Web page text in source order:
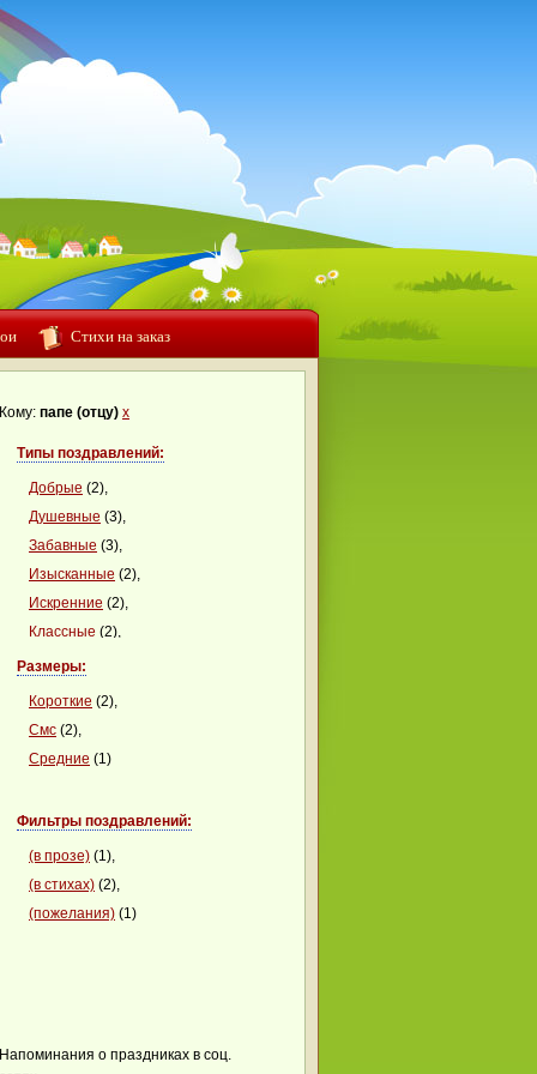
Стихи на заказ
Кому: папе (отцу) x
Типы поздравлений:
Добрые (2),
Душевные (3),
Забавные (3),
Изысканные (2),
Искренние (2),
Классные (2),
Клевые(1),
Размеры:
Короткие (2),
Смс (2),
Средние (1)
Фильтры поздравлений:
(в прозе) (1),
(в стихах) (2),
(пожелания) (1)
Напоминания о праздниках в соц.